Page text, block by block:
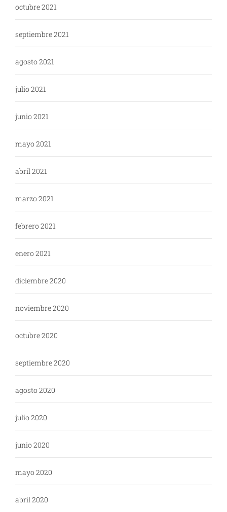
octubre 2021
septiembre 2021
agosto 2021
julio 2021
junio 2021
mayo 2021
abril 2021
marzo 2021
febrero 2021
enero 2021
diciembre 2020
noviembre 2020
octubre 2020
septiembre 2020
agosto 2020
julio 2020
junio 2020
mayo 2020
abril 2020